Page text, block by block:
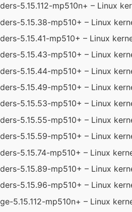
5.15.112-mp510n+ – Linux
5.15.38-mp510+ – Linux
5.15.41-mp510+ – Linux
5.15.43-mp510+ – Linux
5.15.44-mp510+ – Linux
5.15.49-mp510+ – Linux
5.15.53-mp510+ – Linux
5.15.55-mp510+ – Linux
5.15.59-mp510+ – Linux
5.15.74-mp510+ – Linux
5.15.89-mp510+ – Linux
5.15.96-mp510+ – Linux
5.15.112-mp510n+ – Linux